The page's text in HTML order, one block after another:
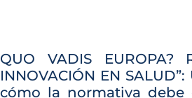
QUO VADIS EUROPA?
INNOVACIÓN EN
cómo la normativa debe